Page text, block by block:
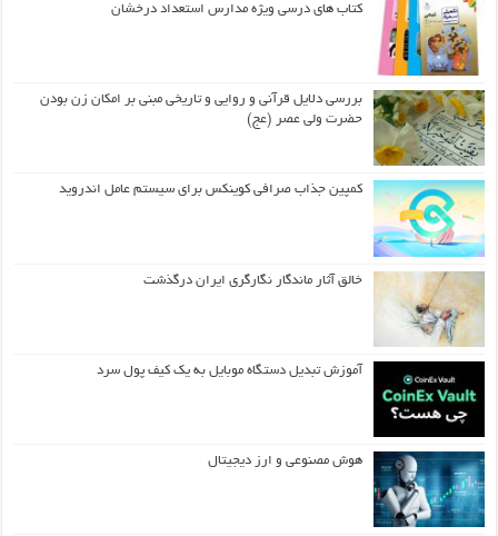
کتاب های درسی ویژه مدارس استعداد درخشان
بررسی دلایل قرآنی و روایی و تاریخی مبنی بر امکان زن بودن
حضرت ولی عصر (عج)
کمپین جذاب صرافی کوینکس برای سیستم عامل اندروید
خالق آثار ماندگار نگارگری ایران درگذشت
آموزش تبدیل دستگاه موبایل به یک کیف‌ پول سرد
هوش مصنوعی و ارز دیجیتال